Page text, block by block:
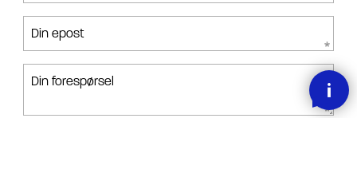
Din epost
Din forespørsel